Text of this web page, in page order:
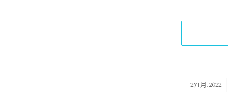
29 1 月, 2022
/